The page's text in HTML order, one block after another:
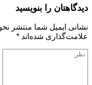
دیدگاهتان را بنویسید
نشانی ایمیل شما منتشر
علامت‌گذاری شده‌اند *